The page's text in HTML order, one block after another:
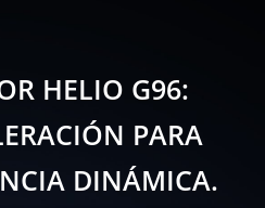
HELIO G96:
PARA
DINÁMICA.